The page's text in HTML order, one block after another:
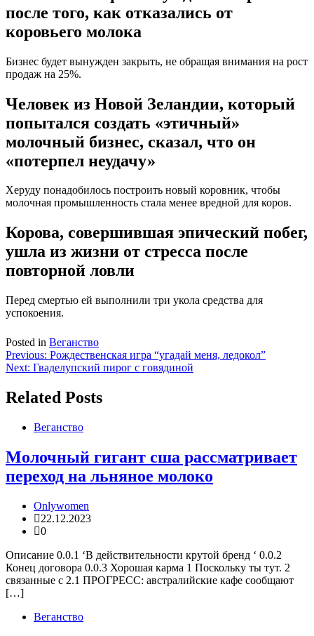
после того, как отказались от
коровьего молока
Бизнес будет вынужден закрыть, не обращая внимания на рост
продаж на 25%.
Человек из Новой Зеландии, который
попытался создать «этичный»
молочный бизнес, сказал, что он
«потерпел неудачу»
Херуду понадобилось построить новый коровник, чтобы
молочная промышленность стала менее вредной для коров.
Корова, совершившая эпический побег,
ушла из жизни от стресса после
повторной ловли
Перед смертью ей выполнили три укола средства для
успокоения.
Posted in Веганство
Навигация
по
записям
Previous: Рождественская игра “угадай меня, ледокол”
Next: Гваделупский пирог с говядиной
Related Posts
Веганство
Молочный гигант сша рассматривает
переход на льняное молоко
Onlywomen
22.12.2023
0
Описание 0.0.1 ‘В действительности крутой бренд ‘ 0.0.2
Конец договора 0.0.3 Хорошая карма 1 Поскольку ты тут. 2
связанные с 2.1 ПРОГРЕСС: австралийские кафе сообщают
[…]
Веганство